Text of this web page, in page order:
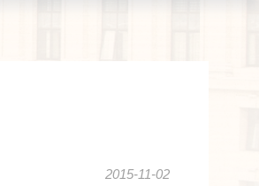
2015-11-02